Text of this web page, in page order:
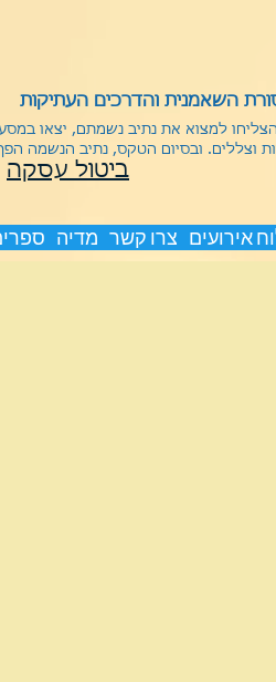
ביטול עסקה
השאמנית והדרכים העתיקות
למצוא את נתיב נשמתם, יצאו
וצללים. ובסיום הטקס, נתיב הנשמה
מדיה צרו קשר אירועים